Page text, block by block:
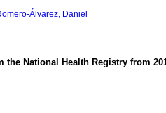
Álvarez, Daniel
National Health Registry from